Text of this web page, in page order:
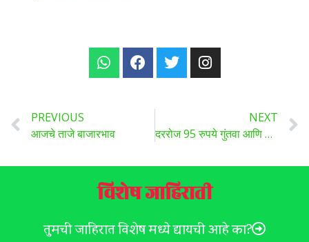
PREVIOUS
आजचे ताजे बाजारभाव
NEXT
दररोज 95 रुपये गुंतवा आणि 14 लाख रुपये मिळवा, योजना जाणून घ्या
विशेष जाहिराती
तुमची जाहिरात विशेष मध्ये द्यायची आहे का?